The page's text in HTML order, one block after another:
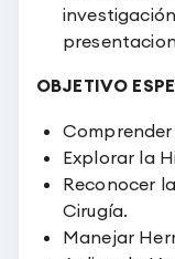
OBJETIVO
Comprender
Explorar la
Reconocer
Cirugía.
Manejar